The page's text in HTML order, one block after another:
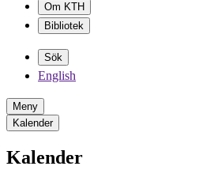
Om KTH
Bibliotek
Sök
English
Meny
Kalender
Kalender